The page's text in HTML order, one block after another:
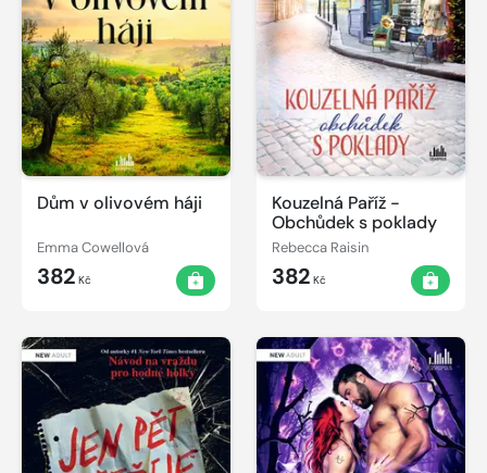
Dům v olivovém háji
Emma Cowellová
382 Kč
Kouzelná Paříž -
Obchůdek s poklady
Rebecca Raisin
382 Kč